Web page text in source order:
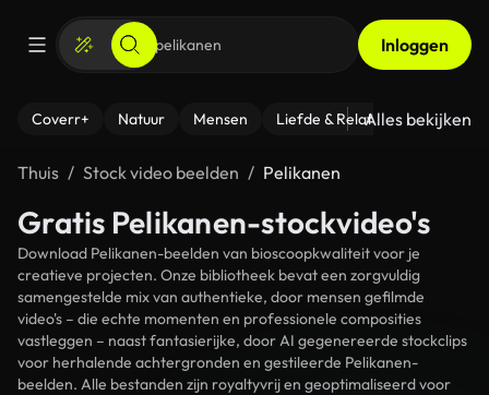
Inloggen
Coverr+ Natuur Mensen Liefde & Relaties - Fitness
Alles bekijken
Thuis Stock video beelden Pelikanen
Gratis Pelikanen-stockvideo's
Download Pelikanen-beelden van bioscoopkwaliteit voor je
creatieve projecten. Onze bibliotheek bevat een zorgvuldig
samengestelde mix van authentieke, door mensen gefilmde
video's – die echte momenten en professionele composities
vastleggen – naast fantasierijke, door AI gegenereerde stockclips
voor herhalende achtergronden en gestileerde Pelikanen-
beelden. Alle bestanden zijn royaltyvrij en geoptimaliseerd voor